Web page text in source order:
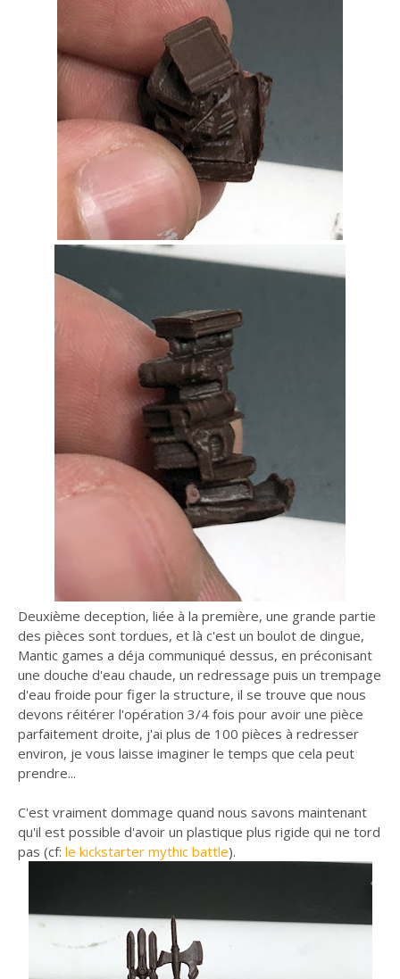
Deuxième deception, liée à la première, une grande partie
des pièces sont tordues, et là c'est un boulot de dingue,
Mantic games a déja communiqué dessus, en préconisant
une douche d'eau chaude, un redressage puis un trempage
d'eau froide pour figer la structure, il se trouve que nous
devons réitérer l'opération 3/4 fois pour avoir une pièce
parfaitement droite, j'ai plus de 100 pièces à redresser
environ, je vous laisse imaginer le temps que cela peut
prendre...
C'est vraiment dommage quand nous savons maintenant
qu'il est possible d'avoir un plastique plus rigide qui ne tord
pas (cf: le kickstarter mythic battle).